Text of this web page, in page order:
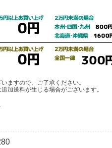
ますので、ご了承ください。
加送料が生じる場合がございます。